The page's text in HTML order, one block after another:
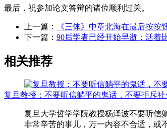
最后，祝参加论文答辩的诸位顺利过关。
上一篇：
《三体》中章北海在最后按按
下一篇： 90后学者已经开始早逝：活着
相关推荐
复旦教授：不要听信躺平的鬼话，不要拒斥
复旦大学哲学学院教授杨泽波不要听信
非常辛苦的事儿，万一内容不合适，或